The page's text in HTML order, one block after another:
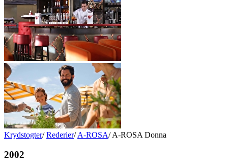
Krydstogter/ Rederier/ A-ROSA/ A-ROSA Donna
2002